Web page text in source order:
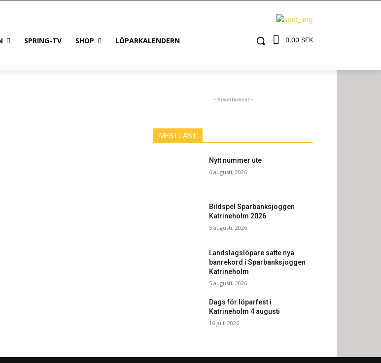
0,00 SEK
SPRING-TV SHOP LÖPARKALENDERN
- Advertisment -
MEST LÄST
Nytt nummer ute
6 augusti, 2026
Bildspel Sparbanksjoggen
Katrineholm 2026
5 augusti, 2026
Landslagslöpare satte nya
banrekord i Sparbanksjoggen
Katrineholm
5 augusti, 2026
Dags för löparfest i
Katrineholm 4 augusti
16 juli, 2026